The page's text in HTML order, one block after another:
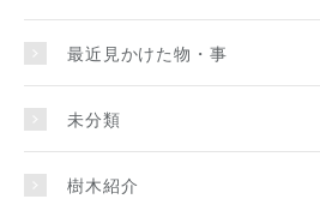
最近見かけた物・事
未分類
樹木紹介